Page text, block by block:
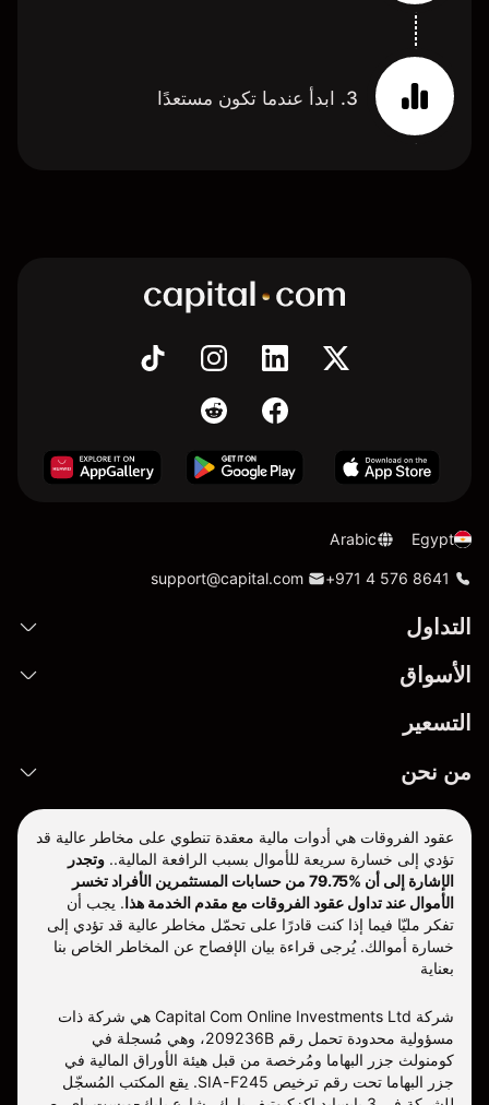
3. ابدأ عندما تكون مستعدًا
Egypt
Arabic
+971 4 576 8641
support@capital.com
التداول
الأسواق
التسعير
من نحن
عقود الفروقات هي أدوات مالية معقدة تنطوي على مخاطر عالية قد
تؤدي إلى خسارة سريعة للأموال بسبب الرافعة المالية.. وتجدر
الإشارة إلى أن %79.75 من حسابات المستثمرين الأفراد تخسر
الأموال عند تداول عقود الفروقات مع مقدم الخدمة هذا. يجب أن
تفكر مليّا فيما إذا كنت قادرًا على تحمّل مخاطر عالية قد تؤدي إلى
خسارة أموالك. يُرجى قراءة بيان الإفصاح عن المخاطر الخاص بنا
بعناية
شركة Capital Com Online Investments Ltd هي شركة ذات
مسؤولية محدودة تحمل رقم 209236B، وهي مُسجلة في
كومنولث جزر البهاما ومُرخصة من قبل هيئة الأوراق المالية في
جزر البهاما تحت رقم ترخيص SIA-F245. يقع المكتب المُسجّل